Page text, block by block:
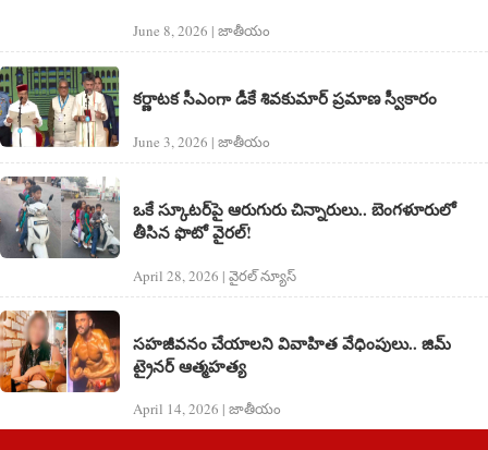
June 8, 2026 | జాతీయం
క‌ర్ణాట‌క సీఎంగా డీకే శివకుమార్ ప్రమాణ స్వీకారం
June 3, 2026 | జాతీయం
ఒకే స్కూటర్‌పై ఆరుగురు చిన్నారులు.. బెంగళూరులో
తీసిన ఫొటో వైరల్!
April 28, 2026 | వైరల్ న్యూస్
స‌హ‌జీవ‌నం చేయాల‌ని వివాహిత వేధింపులు.. జిమ్
ట్రైన‌ర్ ఆత్మ‌హ‌త్య‌
April 14, 2026 | జాతీయం